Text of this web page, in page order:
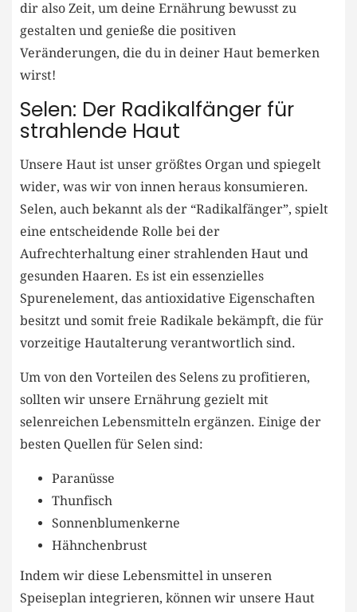
dir also Zeit, um deine Ernährung bewusst zu
gestalten und genieße die positiven
Veränderungen, die du in deiner Haut bemerken
wirst!
Selen: Der Radikalfänger für
strahlende Haut
Unsere Haut ist unser größtes Organ und spiegelt
wider, was wir von innen heraus konsumieren.
Selen, auch bekannt als der “Radikalfänger”, spielt
eine entscheidende Rolle bei der
Aufrechterhaltung einer strahlenden Haut und
gesunden Haaren. Es ist ein essenzielles
Spurenelement, das antioxidative Eigenschaften
besitzt und somit freie Radikale bekämpft, die für
vorzeitige Hautalterung verantwortlich sind.
Um von den Vorteilen des Selens zu profitieren,
sollten wir unsere Ernährung gezielt mit
selenreichen Lebensmitteln ergänzen. Einige der
besten Quellen für Selen sind:
Paranüsse
Thunfisch
Sonnenblumenkerne
Hähnchenbrust
Indem wir diese Lebensmittel in unseren
Speiseplan integrieren, können wir unsere Haut